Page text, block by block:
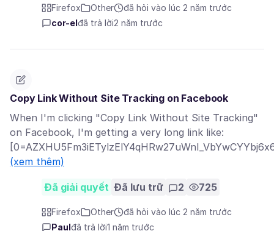
Firefox Other
đã hỏi vào lúc 2 năm trước
cor-el đã trả lời2 năm trước
Copy Link Without Site Tracking on Facebook
When I'm clicking "Copy Link Without Site Tracking"
on Facebook, I'm getting a very long link like:
(xem thêm)
Đã giải quyết Đã lưu trữ 2 725
Firefox Other
đã hỏi vào lúc 2 năm trước
Paul đã trả lời1 năm trước